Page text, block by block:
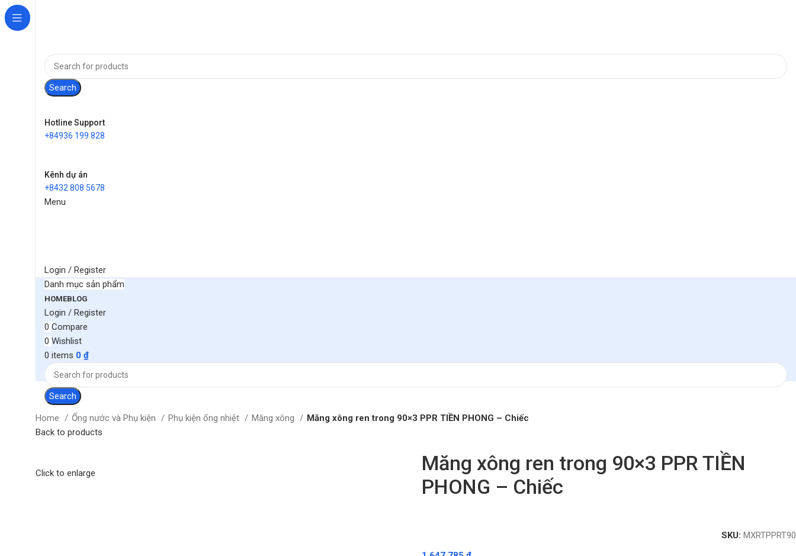
Search
Hotline Support
+84936 199 828
Kênh dự án
+8432 808 5678
Menu
Login / Register
Danh mục sản phẩm
HOMEBLOG
Login / Register
0 Compare
0 Wishlist
0 items 0 ₫
Search
Home Ống nước và Phụ kiện Phụ kiện ống nhiệt Măng xông
Măng xông ren trong 90×3 PPR TIỀN PHONG – Chiếc
Back to products
Click to enlarge
Măng xông ren trong 90×3 PPR TIỀN
PHONG – Chiếc
SKU: MXRTPPRT90